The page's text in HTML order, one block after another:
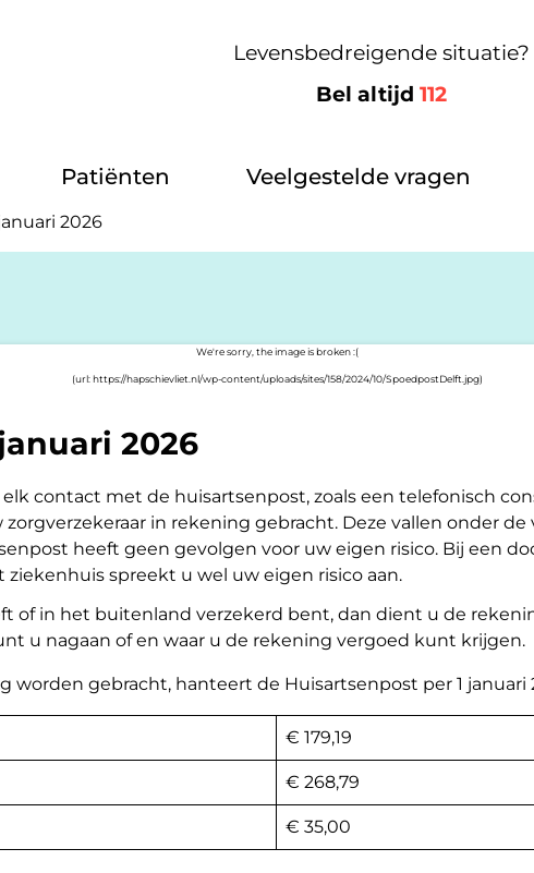
Levensbedreigende situatie?
Bel altijd 112
Patiënten Veelgestelde vragen
2026
2026
contact met de huisartsenpost, zoals een telefonisch
in rekening gebracht. Deze vallen onder
heeft geen gevolgen voor uw eigen risico. Bij een
spreekt u wel uw eigen risico aan.
of in het buitenland verzekerd bent, dan dient u de
u nagaan of en waar u de rekening vergoed kunt krijgen.
worden gebracht, hanteert de Huisartsenpost per 1 januari
€ 179,19
€ 268,79
€ 35,00